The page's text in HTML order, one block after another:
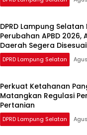
DPRD Lampung
Perubahan APBD 2026,
Daerah Segera
DPRD Lampung Selatan
Perkuat Ketahanan
Matangkan Regulasi
Pertanian
DPRD Lampung Selatan